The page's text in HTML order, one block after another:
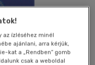
az ízléséhez minél
ajánlani, arra kérjük,
kat a „Rendben” gomb
csak a weboldal